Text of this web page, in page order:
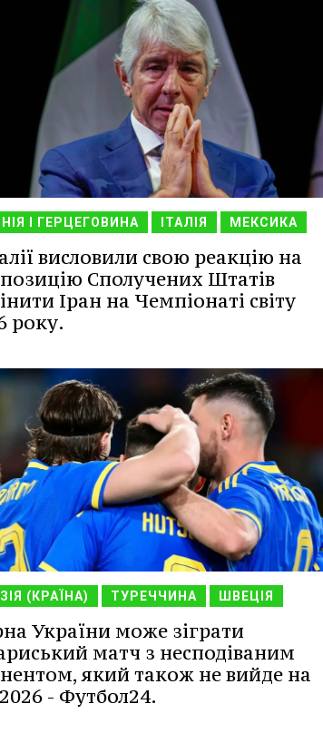
І ГЕРЦЕГОВИНА ІТАЛІЯ МЕКСИКА
висловили свою реакцію на
Сполучених Штатів
Іран на Чемпіонаті світу
року.
(КРАЇНА) ТУРЕЧЧИНА ШВЕЦІЯ
України може зіграти
матч з несподіваним
який також не вийде на
- Футбол24.